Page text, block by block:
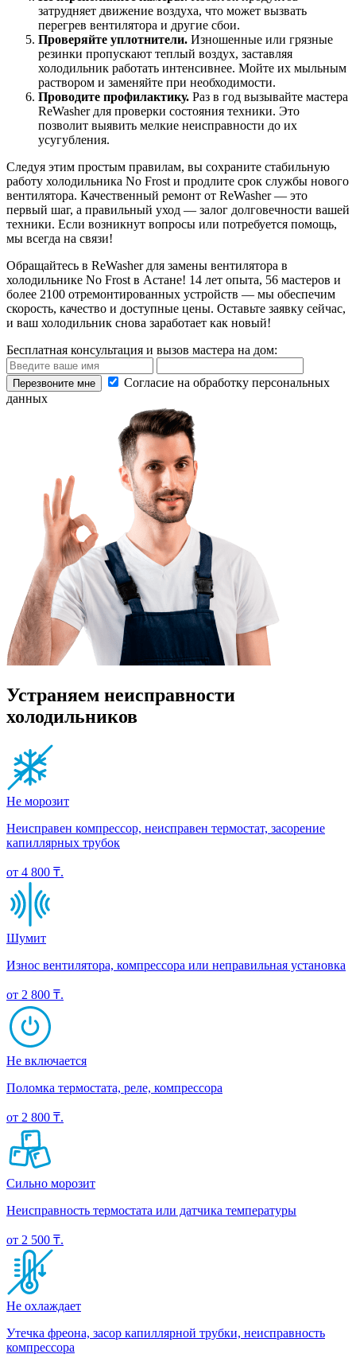
затрудняет движение воздуха, что может вызвать
перегрев вентилятора и другие сбои.
Проверяйте уплотнители. Изношенные или грязные
резинки пропускают теплый воздух, заставляя
холодильник работать интенсивнее. Мойте их мыльным
раствором и заменяйте при необходимости.
Проводите профилактику. Раз в год вызывайте мастера
ReWasher для проверки состояния техники. Это
позволит выявить мелкие неисправности до их
усугубления.
Следуя этим простым правилам, вы сохраните стабильную
работу холодильника No Frost и продлите срок службы нового
вентилятора. Качественный ремонт от ReWasher — это
первый шаг, а правильный уход — залог долговечности вашей
техники. Если возникнут вопросы или потребуется помощь,
мы всегда на связи!
Обращайтесь в ReWasher для замены вентилятора в
холодильнике No Frost в Астане! 14 лет опыта, 56 мастеров и
более 2100 отремонтированных устройств — мы обеспечим
скорость, качество и доступные цены. Оставьте заявку сейчас,
и ваш холодильник снова заработает как новый!
Бесплатная консультация и вызов мастера на дом:
Согласие на обработку персональных
данных
Устраняем неисправности
холодильников
Не морозит
Неисправен компрессор, неисправен термостат, засорение
капиллярных трубок
от 4 800 ₸.
Шумит
Износ вентилятора, компрессора или неправильная установка
от 2 800 ₸.
Не включается
Поломка термостата, реле, компрессора
от 2 800 ₸.
Сильно морозит
Неисправность термостата или датчика температуры
от 2 500 ₸.
Не охлаждает
Утечка фреона, засор капиллярной трубки, неисправность
компрессора